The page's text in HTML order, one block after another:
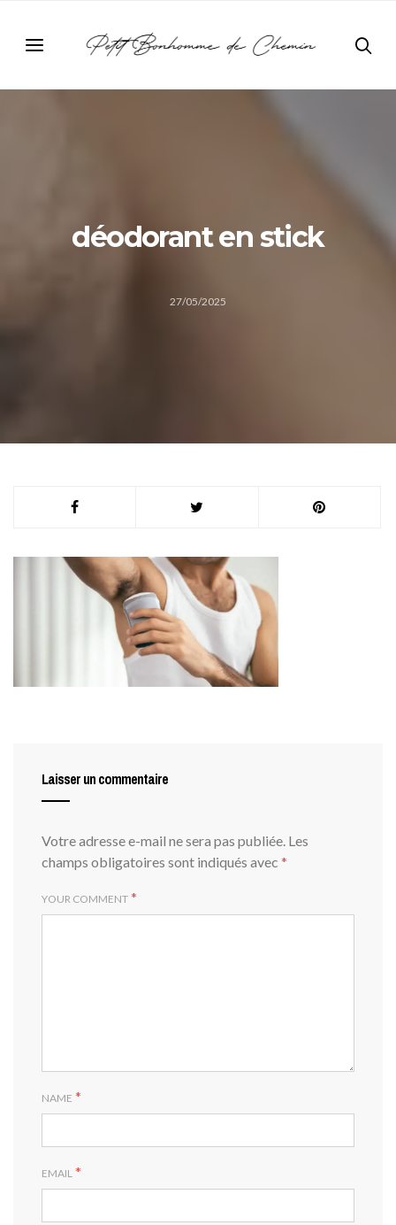
déodorant en stick
27/05/2025
Laisser un commentaire
Votre adresse e-mail ne sera pas publiée. Les
champs obligatoires sont indiqués avec *
YOUR COMMENT *
NAME *
EMAIL *